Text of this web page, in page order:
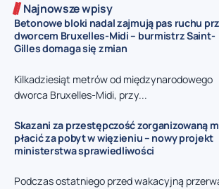
Najnowsze wpisy
Betonowe bloki nadal zajmują pas ruchu
dworcem Bruxelles-Midi – burmistrz Saint-
Gilles domaga się zmian
Kilkadziesiąt metrów od międzynarodowego
dworca Bruxelles-Midi, przy...
Skazani za przestępczość zorganizowaną
płacić za pobyt w więzieniu – nowy projekt
ministerstwa sprawiedliwości
Podczas ostatniego przed wakacyjną